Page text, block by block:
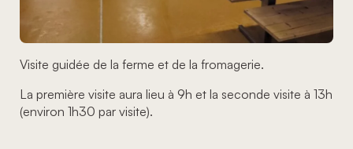
Visite guidée de la ferme et de la fromagerie.
La première visite aura lieu à 9h et la seconde visite à 13h
(environ 1h30 par visite).